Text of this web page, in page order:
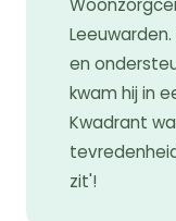
en
kwam hij in
Kwadrant
zit'!